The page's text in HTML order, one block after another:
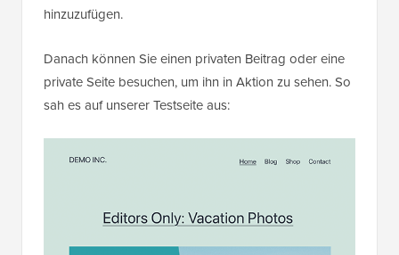
hinzuzufügen.
Danach können Sie einen privaten Beitrag oder eine
private Seite besuchen, um ihn in Aktion zu sehen. So
sah es auf unserer Testseite aus: